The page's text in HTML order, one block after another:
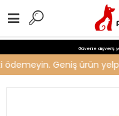
Güvenle alışveriş
Geniş ürün